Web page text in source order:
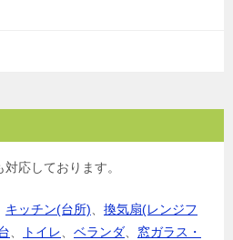
対応しております。
キッチン(台所)
換気扇(レンジフ
トイレ ベランダ
窓ガラス・